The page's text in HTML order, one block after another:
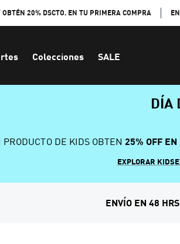
OBTÉN 20% DSCTO. EN TU PRIMERA COMPRA
Colecciones SALE
DÍA
DE KIDS OBTEN 25% OFF EN
EXPLORAR KIDS
ENVÍO EN 48